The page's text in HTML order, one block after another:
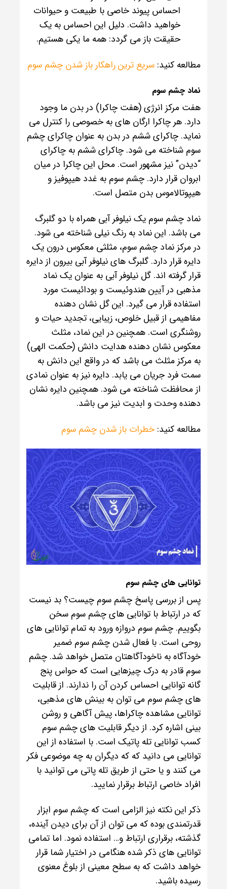
احساس پیوند خاصی با طبیعت و حیوانات
خواهید داشت. دلیل این احساس به یک
حقیقت باز می گردد: همه ما یکی هستیم.
مطالعه کنید: سریع ترین راهکار باز شدن چشم سوم
نماد چشم سوم
هفت مرکز انرژی (هفت چاکرا) در بدن ما وجود
دارد. هر چاکرا ارگان های به خصوصی را کنترل می
نماید. چاکرای ششم در بدن به عنوان چاکرای چشم
سوم شناخته می شود. چاکرای ششم به چاکرای
“دیدن” نیز مشهور است. محل این چاکرا در میان
ابروان قرار دارد. چشم سوم به غدد هیپوفیز و
هیپوتالاموس بدن متصل است.
نماد چشم سوم یک نیلوفر آبی همراه با دو گلبرگ
می باشد. این نماد به رنگ نیلی شناخته می شود.
در مرکز نماد چشم سوم، مثلثی معکوس درون یک
دایره قرار دارد. گلبرگ های نیلوفر آبی بیرون از دایره
قرار گرفته اند. گل نیلوفر آبی به عنوان یک نماد
مذهبی در آیین هندوئیست و بودائیست مورد
استفاده قرار می گیرد. این گل نشان دهنده
مفاهیمی از قبیل خلوص، زیبایی، تجدید حیات و
روشنگری است. همچنین در این نماد، مثلث
معکوس نشان دهنده هدایت دانش (حکمت الهی)
به مرکز مثلث می باشد که در واقع این دانش به
سمت فرد جریان می یابد. دایره نیز به عنوان نمادی
از محافظت شناخته می شود. همچنین دایره نشان
دهنده وحدت و ابدیت نیز می باشد.
مطالعه کنید: خطرات باز شدن چشم سوم
توانایی های چشم سوم
پس از بررسی پاسخ چشم سوم چیست؟ بد نیست
که در ارتباط با توانایی های چشم سوم سخن
بگوییم. چشم سوم دروازه ورود به تمام توانایی های
روحی است. با فعال شدن چشم سوم ضمیر
خودآگاه به ناخودآگاهتان متصل خواهد شد. چشم
سوم قادر به درک چیزهایی است که حواس پنج
گانه توانایی احساس کردن آن را ندارند. از قابلیت
های چشم سوم می توان به بینش های مذهبی،
توانایی مشاهده چاکراها، پیش آگاهی و روشن
بینی اشاره کرد. از دیگر قابلیت های چشم سوم
کسب توانایی تله پاتیک است. با استفاده از این
توانایی می دانید که که دیگران به چه موضوعی فکر
می کنند و یا حتی از طریق تله پاتی می توانید با
افراد خاصی ارتباط برقرار نمایید.
ذکر این نکته نیز الزامی است که چشم سوم ابزار
قدرتمندی بوده که می توان از آن برای دیدن آینده،
گذشته، برقراری ارتباط و… استفاده نمود. اما تمامی
توانایی های ذکر شده هنگامی در اختیار شما قرار
خواهد داشت که به سطح معینی از بلوغ معنوی
رسیده باشید.